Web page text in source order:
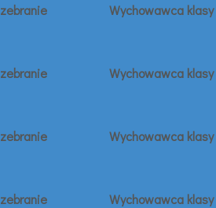
zebranie Wychowawca klasy
zebranie Wychowawca klasy
zebranie Wychowawca klasy
zebranie Wychowawca klasy